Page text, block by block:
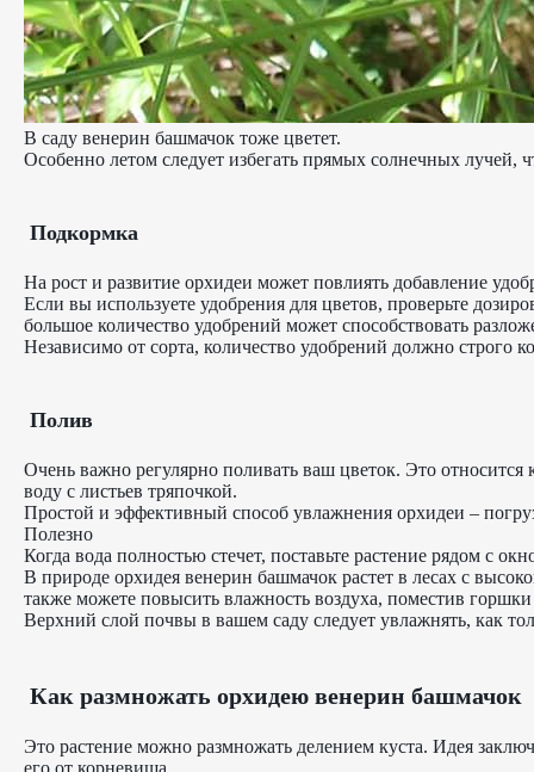
В саду венерин башмачок тоже цветет.
Особенно летом следует избегать прямых солнечных лучей,
Подкормка
На рост и развитие орхидеи может повлиять добавление
Если вы используете удобрения для цветов, проверьте
большое количество удобрений может способствовать
Независимо от сорта, количество удобрений должно строго
Полив
Очень важно регулярно поливать ваш цветок. Это
воду с листьев тряпочкой.
Простой и эффективный способ увлажнения орхидеи –
Полезно
Когда вода полностью стечет, поставьте растение рядом с
В природе орхидея венерин башмачок растет в лесах с
также можете повысить влажность воздуха, поместив
Верхний слой почвы в вашем саду следует увлажнять, как
Как размножать орхидею венерин башмачок
Это растение можно размножать делением куста. Идея
его от корневища.